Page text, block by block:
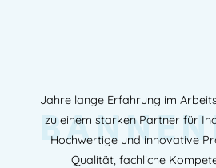
Jahre lange Erfahrung im
zu einem starken Partner für
Hochwertige und innovative
Qualität, fachliche